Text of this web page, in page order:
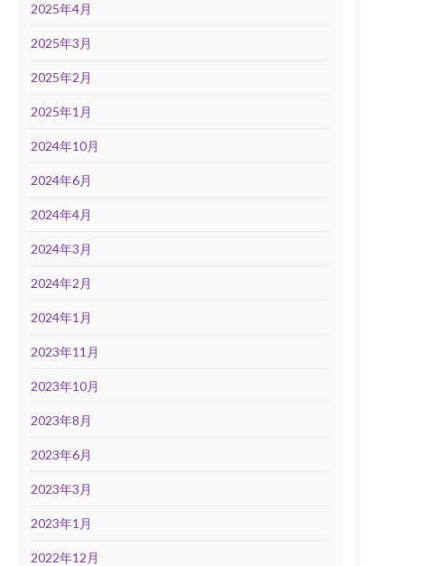
2025年4月
2025年3月
2025年2月
2025年1月
2024年10月
2024年6月
2024年4月
2024年3月
2024年2月
2024年1月
2023年11月
2023年10月
2023年8月
2023年6月
2023年3月
2023年1月
2022年12月